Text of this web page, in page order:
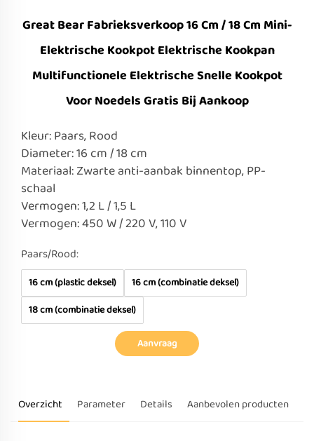
Great Bear Fabrieksverkoop 16 Cm / 18 Cm Mini-
Elektrische Kookpot Elektrische Kookpan
Multifunctionele Elektrische Snelle Kookpot
Voor Noedels Gratis Bij Aankoop
Kleur: Paars, Rood
Diameter: 16 cm / 18 cm
Materiaal: Zwarte anti-aanbak binnentop, PP-
schaal
Vermogen: 1,2 L / 1,5 L
Vermogen: 450 W / 220 V, 110 V
Paars/Rood:
16 cm (plastic deksel)
16 cm (combinatie deksel)
18 cm (combinatie deksel)
Aanvraag
Overzicht Parameter Details Aanbevolen producten